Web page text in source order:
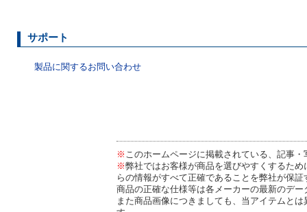
サポート
製品に関するお問い合わせ
※ このホームページに掲載されている、記事
※弊社ではお客様が商品を選びやすくするた
らの情報がすべて正確であることを弊社が保
商品の正確な仕様等は各メーカーの最新のデ
また商品画像につきましても、当アイテムと